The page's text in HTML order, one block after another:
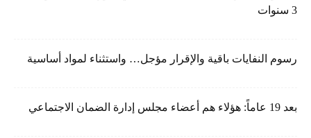
3 سنوات
رسوم النفايات باقية والإقرار مؤجل… واستثناء لمواد أساسية
بعد 19 عاماً: هؤلاء هم أعضاء مجلس إدارة الضمان الاجتماعي